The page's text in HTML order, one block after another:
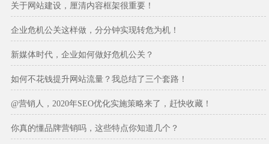
关于网站建设，厘清内容框架很重要！
企业危机公关这样做，分分钟实现转危为机！
新媒体时代，企业如何做好危机公关？
如何不花钱提升网站流量？我总结了三个套路！
@营销人，2020年SEO优化实施策略来了，赶快收藏！
你真的懂品牌营销吗，这些特点你知道几个？